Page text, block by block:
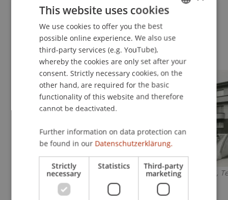
Fotogalerie
Sternhaus, Buchs 1960-63, Foto:
Joshua Loher
Haus Juchler II,
ENGLISH
This website uses cookies
We use cookies to offer you the best
possible online experience. We also use
third-party services (e.g. YouTube),
whereby the cookies are only set after your
consent. Strictly necessary cookies, on the
other hand, are required for the basic
functionality of this website and therefore
cannot be deactivated.
Further information on data protection can
be found in our Datenschutzerklärung.
Strictly
necessary
Statistics Third-party
marketing